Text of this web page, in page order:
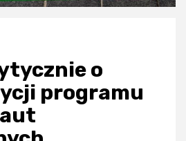
o
programu